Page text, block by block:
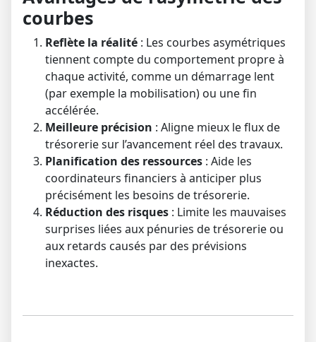
courbes
Reflète la réalité : Les courbes asymétriques
tiennent compte du comportement propre à
chaque activité, comme un démarrage lent
(par exemple la mobilisation) ou une fin
accélérée.
Meilleure précision : Aligne mieux le flux de
trésorerie sur l’avancement réel des travaux.
Planification des ressources : Aide les
coordinateurs financiers à anticiper plus
précisément les besoins de trésorerie.
Réduction des risques : Limite les mauvaises
surprises liées aux pénuries de trésorerie ou
aux retards causés par des prévisions
inexactes.